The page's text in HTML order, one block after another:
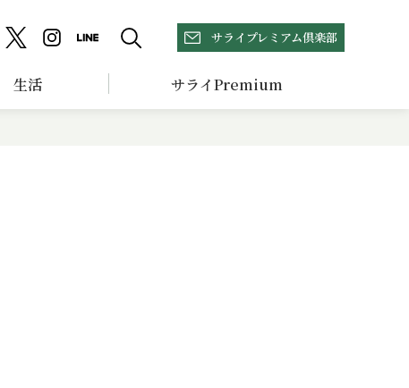
サライプレミアム倶楽部
生活 サライPremium